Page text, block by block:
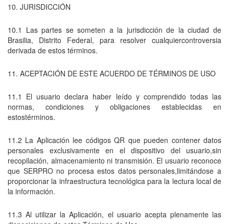
10. JURISDICCIÓN
10.1 Las partes se someten a la jurisdicción de la ciudad de
Brasilia, Distrito Federal, para resolver cualquiercontroversia
derivada de estos términos.
11. ACEPTACIÓN DE ESTE ACUERDO DE TÉRMINOS DE USO
11.1 El usuario declara haber leído y comprendido todas las
normas, condiciones y obligaciones establecidas en
estostérminos.
11.2 La Aplicación lee códigos QR que pueden contener datos
personales exclusivamente en el dispositivo del usuario,sin
recopilación, almacenamiento ni transmisión. El usuario reconoce
que SERPRO no procesa estos datos personales,limitándose a
proporcionar la infraestructura tecnológica para la lectura local de
la información.
11.3 Al utilizar la Aplicación, el usuario acepta plenamente las